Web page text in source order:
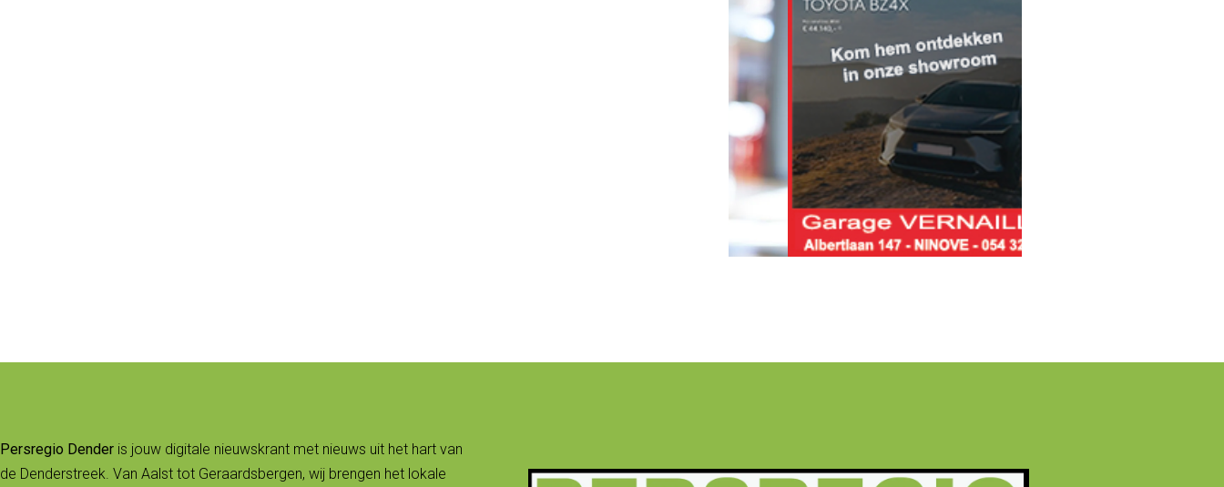
Persregio Dender is jouw digitale nieuwskrant met nieuws uit het hart van
de Denderstreek. Van Aalst tot Geraardsbergen, wij brengen het lokale